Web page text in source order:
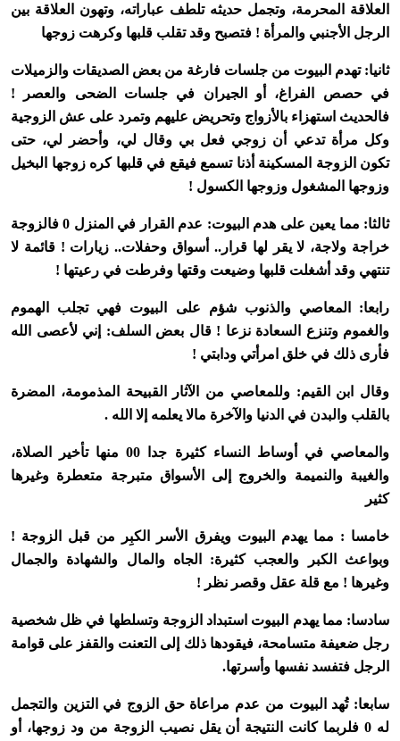
العلاقة المحرمة، وتجمل حديثه تلطف عباراته، وتهون العلاقة بين
الرجل الأجنبي والمرأة ! فتصبح وقد تقلب قلبها وكرهت زوجها
ثانيا: تهدم البيوت من جلسات فارغة من بعض الصديقات والزميلات
في حصص الفراغ، أو الجيران في جلسات الضحى والعصر !
فالحديث استهزاء بالأزواج وتحريض عليهم وتمرد على عش الزوجية
وكل مرأة تدعي أن زوجي فعل بي وقال لي، وأحضر لي، حتى
تكون الزوجة المسكينة أذنا تسمع فيقع في قلبها كره زوجها البخيل
وزوجها المشغول وزوجها الكسول !
ثالثا: مما يعين على هدم البيوت: عدم القرار في المنزل 0 فالزوجة
خراجة ولاجة، لا يقر لها قرار.. أسواق وحفلات.. زيارات ! قائمة لا
تنتهي وقد أشغلت قلبها وضيعت وقتها وفرطت في رعيتها !
رابعا: المعاصي والذنوب شؤم على البيوت فهي تجلب الهموم
والغموم وتنزع السعادة نزعا ! قال بعض السلف: إني لأعصى الله
فأرى ذلك في خلق امرأتي ودابتي !
وقال ابن القيم: وللمعاصي من الآثار القبيحة المذمومة، المضرة
بالقلب والبدن في الدنيا والآخرة مالا يعلمه إلا الله .
والمعاصي في أوساط النساء كثيرة جدا 00 منها تأخير الصلاة،
والغيبة والنميمة والخروج إلى الأسواق متبرجة متعطرة وغيرها
كثير
خامسا : مما يهدم البيوت ويفرق الأسر الكبِر من قبل الزوجة !
وبواعث الكبر والعجب كثيرة: الجاه والمال والشهادة والجمال
وغيرها ! مع قلة عقل وقصر نظر !
سادسا: مما يهدم البيوت استبداد الزوجة وتسلطها في ظل شخصية
رجل ضعيفة متسامحة، فيقودها ذلك إلى التعنت والقفز على قوامة
الرجل فتفسد نفسها وأسرتها.
سابعا: تُهد البيوت من عدم مراعاة حق الزوج في التزين والتجمل
له 0 فلربما كانت النتيجة أن يقل نصيب الزوجة من ود زوجها، أو